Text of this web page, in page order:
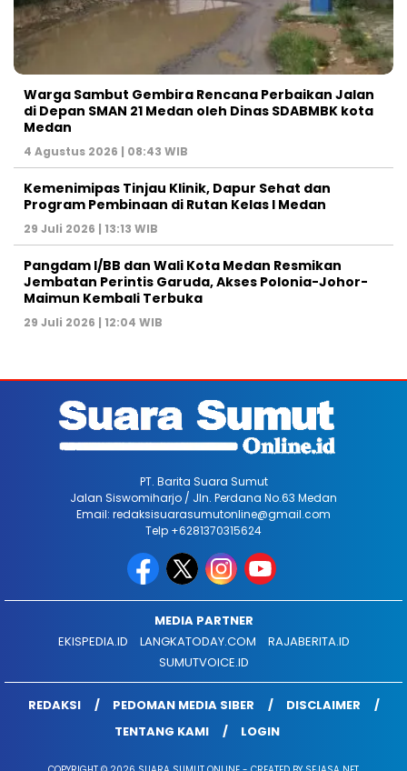
Warga Sambut Gembira Rencana Perbaikan Jalan
di Depan SMAN 21 Medan oleh Dinas SDABMBK kota
Medan
4 Agustus 2026 | 08:43 WIB
Kemenimipas Tinjau Klinik, Dapur Sehat dan
Program Pembinaan di Rutan Kelas I Medan
29 Juli 2026 | 13:13 WIB
Pangdam I/BB dan Wali Kota Medan Resmikan
Jembatan Perintis Garuda, Akses Polonia-Johor-
Maimun Kembali Terbuka
29 Juli 2026 | 12:04 WIB
PT. Barita Suara Sumut
Jalan Siswomiharjo / Jln. Perdana No.63 Medan
Email: redaksisuarasumutonline@gmail.com
Telp +6281370315624
MEDIA PARTNER
EKISPEDIA.ID
LANGKATODAY.COM
RAJABERITA.ID
SUMUTVOICE.ID
REDAKSI PEDOMAN MEDIA SIBER
DISCLAIMER
TENTANG KAMI
LOGIN